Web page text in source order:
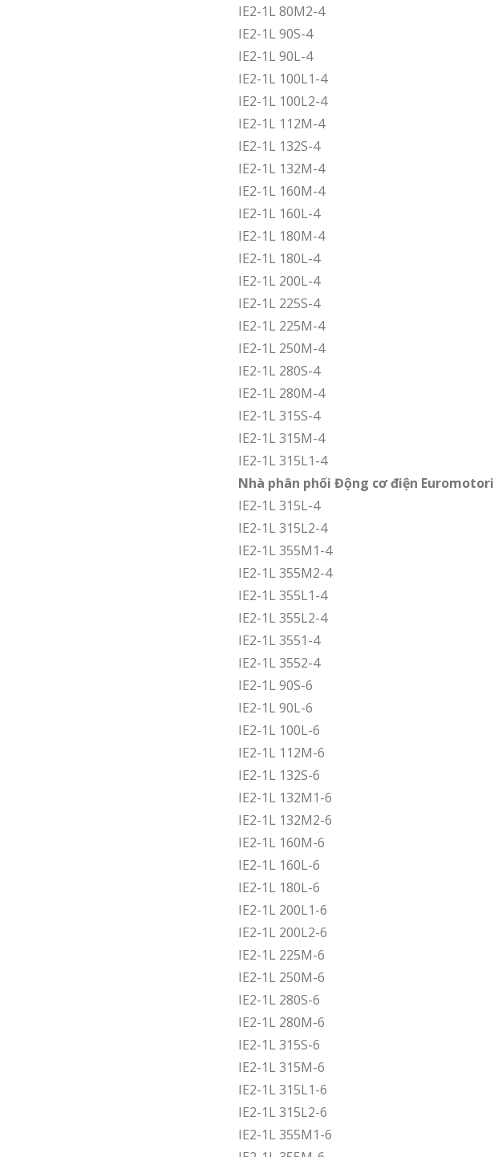
IE2-1L 80M2-4
IE2-1L 90S-4
IE2-1L 90L-4
IE2-1L 100L1-4
IE2-1L 100L2-4
IE2-1L 112M-4
IE2-1L 132S-4
IE2-1L 132M-4
IE2-1L 160M-4
IE2-1L 160L-4
IE2-1L 180M-4
IE2-1L 180L-4
IE2-1L 200L-4
IE2-1L 225S-4
IE2-1L 225M-4
IE2-1L 250M-4
IE2-1L 280S-4
IE2-1L 280M-4
IE2-1L 315S-4
IE2-1L 315M-4
IE2-1L 315L1-4
Nhà phân phối Động cơ điện Euromotori
IE2-1L 315L-4
IE2-1L 315L2-4
IE2-1L 355M1-4
IE2-1L 355M2-4
IE2-1L 355L1-4
IE2-1L 355L2-4
IE2-1L 3551-4
IE2-1L 3552-4
IE2-1L 90S-6
IE2-1L 90L-6
IE2-1L 100L-6
IE2-1L 112M-6
IE2-1L 132S-6
IE2-1L 132M1-6
IE2-1L 132M2-6
IE2-1L 160M-6
IE2-1L 160L-6
IE2-1L 180L-6
IE2-1L 200L1-6
IE2-1L 200L2-6
IE2-1L 225M-6
IE2-1L 250M-6
IE2-1L 280S-6
IE2-1L 280M-6
IE2-1L 315S-6
IE2-1L 315M-6
IE2-1L 315L1-6
IE2-1L 315L2-6
IE2-1L 355M1-6